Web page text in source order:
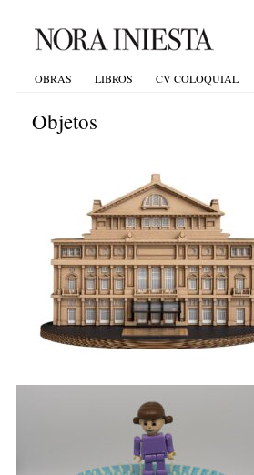
OBRAS LIBROS CV COLOQUIAL
Objetos